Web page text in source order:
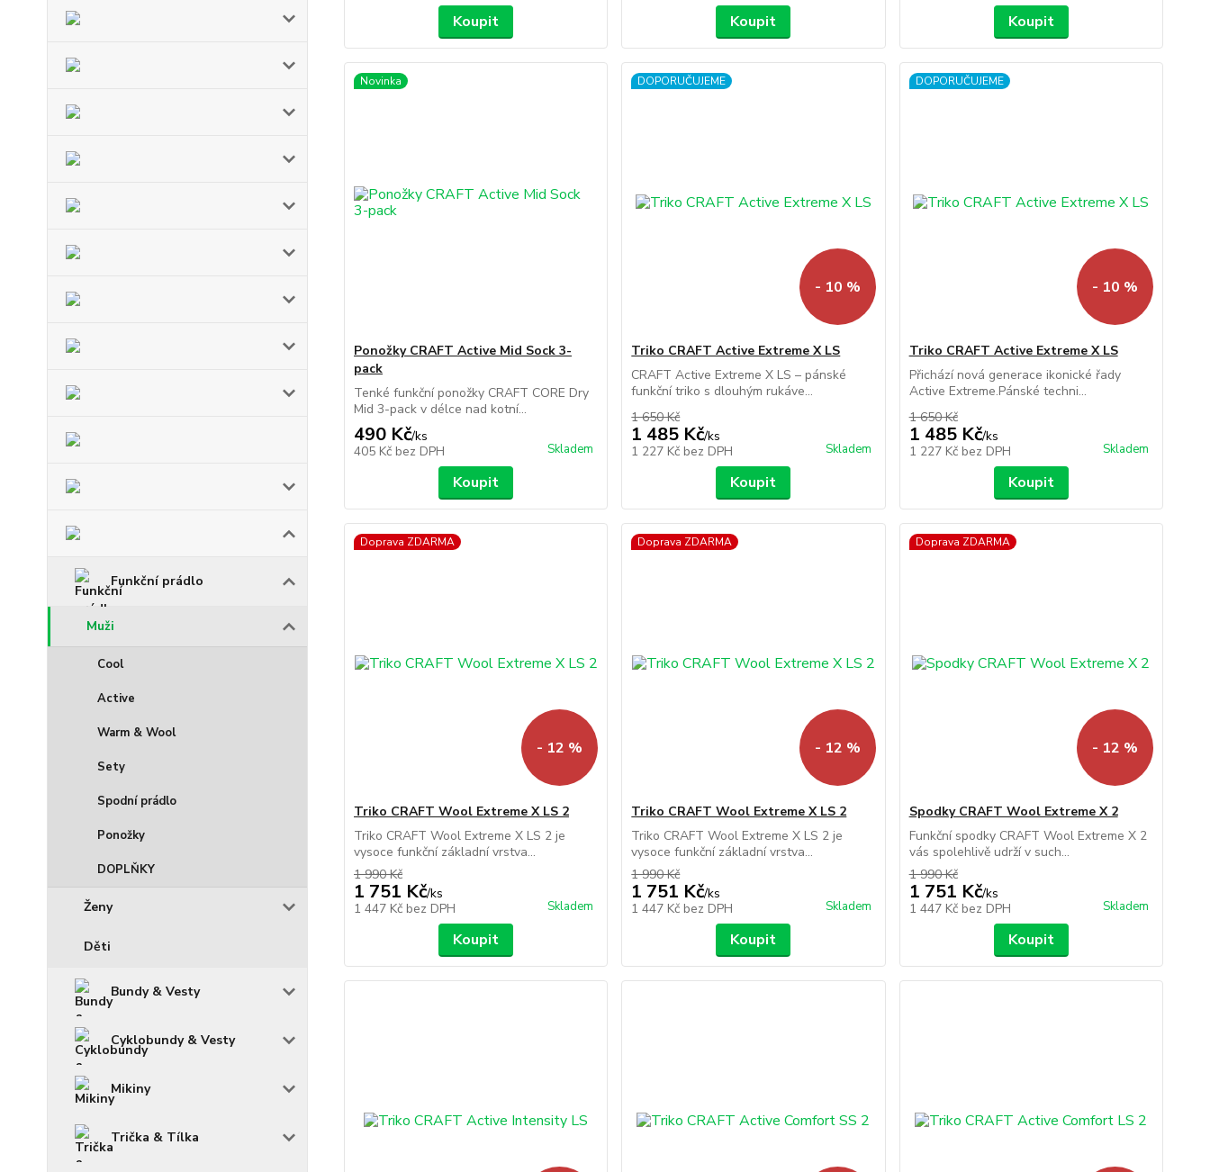
Funkční prádlo
Muži
Cool
Active
Warm & Wool
Sety
Spodní prádlo
Ponožky
DOPLŇKY
Ženy
Děti
Bundy & Vesty
Cyklobundy & Vesty
Mikiny
Trička & Tílka
Koupit Koupit Koupit
Novinka
Ponožky CRAFT Active Mid Sock 3-
pack
Tenké funkční ponožky CRAFT CORE Dry
Mid 3-pack v délce nad kotní...
490 Kč/ks
405 Kč bez DPH Skladem
Koupit
DOPORUČUJEME
- 10 %
Triko CRAFT Active Extreme X LS
CRAFT Active Extreme X LS – pánské
funkční triko s dlouhým rukáve...
1 650 Kč
1 485 Kč/ks
1 227 Kč bez DPH Skladem
Koupit
DOPORUČUJEME
- 10 %
Triko CRAFT Active Extreme X LS
Přichází nová generace ikonické řady
Active Extreme.Pánské techni...
1 650 Kč
1 485 Kč/ks
1 227 Kč bez DPH Skladem
Koupit
Doprava ZDARMA
- 12 %
Triko CRAFT Wool Extreme X LS 2
Triko CRAFT Wool Extreme X LS 2 je
vysoce funkční základní vrstva...
1 990 Kč
1 751 Kč/ks
1 447 Kč bez DPH Skladem
Koupit
Doprava ZDARMA
- 12 %
Triko CRAFT Wool Extreme X LS 2
Triko CRAFT Wool Extreme X LS 2 je
vysoce funkční základní vrstva...
1 990 Kč
1 751 Kč/ks
1 447 Kč bez DPH Skladem
Koupit
Doprava ZDARMA
- 12 %
Spodky CRAFT Wool Extreme X 2
Funkční spodky CRAFT Wool Extreme X 2
vás spolehlivě udrží v such...
1 990 Kč
1 751 Kč/ks
1 447 Kč bez DPH Skladem
Koupit